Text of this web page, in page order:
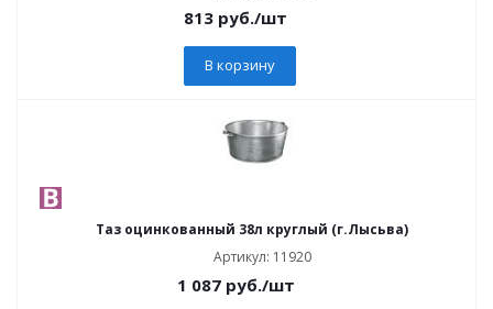
813 руб./шт
В корзину
Таз оцинкованный 38л круглый (г.Лысьва)
Артикул: 11920
1 087руб./шт